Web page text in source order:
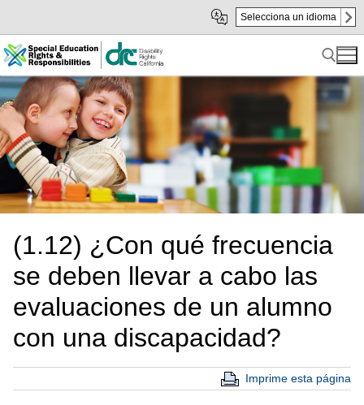
sub
navigation
content
Selecciona un idioma
Search for:
(1.12) ¿Con qué frecuencia
se deben llevar a cabo las
evaluaciones de un alumno
con una discapacidad?
Imprime esta página